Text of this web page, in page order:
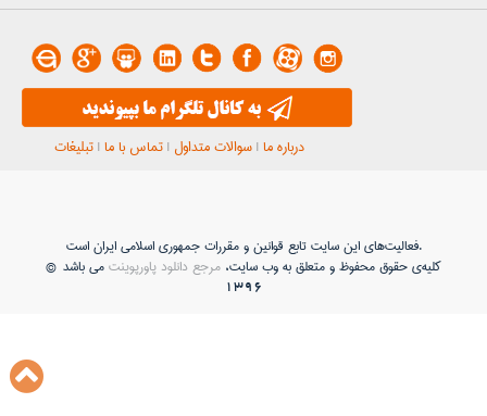
درباره ما |سوالات متداول |تماس با ما |تبلیغات
فعاليت‌های اين سايت تابع قوانين و مقررات جمهوری اسلامی ايران است.
کلیه‌ی حقوق محفوظ و متعلق به وب سایت،مرجع دانلود پاورپوینتمی باشد ©
1396